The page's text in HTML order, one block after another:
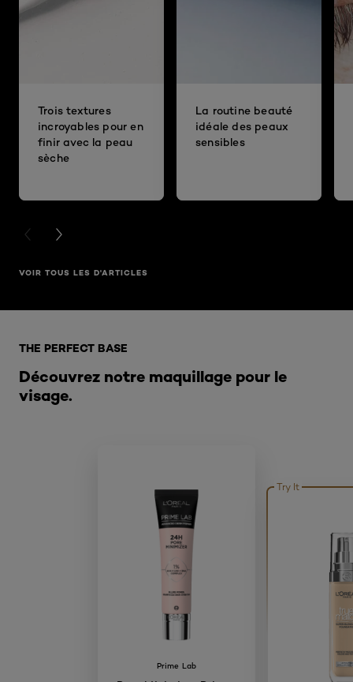
Trois textures
incroyables pour en
finir avec la peau
sèche
La routine beauté
idéale des peaux
sensibles
PREVIOUS CARD
NEXT CARD
VOIR TOUS LES D'ARTICLES
Découvrez notre maquillage pour le
visage.
THE PERFECT BASE
Prime Lab
Try It